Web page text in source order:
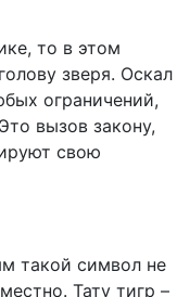
то в этом
зверя. Оскал
ограничений,
вызов закону,
свою
такой символ не
Тату тигр –